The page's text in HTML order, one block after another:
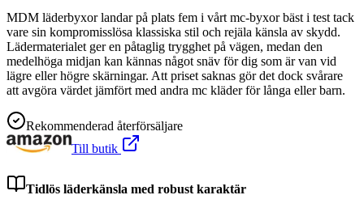
MDM läderbyxor landar på plats fem i vårt mc-byxor bäst i test tack
vare sin kompromisslösa klassiska stil och rejäla känsla av skydd.
Lädermaterialet ger en påtaglig trygghet på vägen, medan den
medelhöga midjan kan kännas något snäv för dig som är van vid
lägre eller högre skärningar. Att priset saknas gör det dock svårare
att avgöra värdet jämfört med andra mc kläder för långa eller barn.
Rekommenderad återförsäljare
Till butik
Tidlös läderkänsla med robust karaktär